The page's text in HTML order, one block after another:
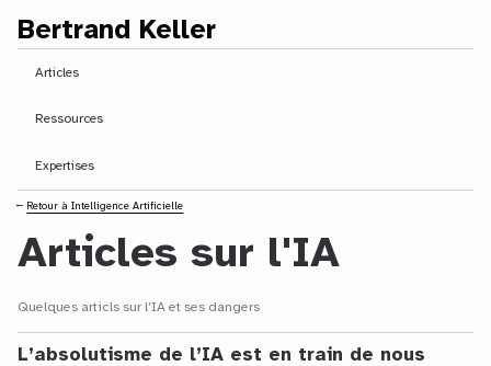
Contenu principal
Bertrand Keller
Articles
Ressources
Expertises
⭠ Retour à Intelligence Artificielle
Articles sur l'IA
Quelques articls sur l’IA et ses dangers
L’absolutisme de l’IA est en train de nous